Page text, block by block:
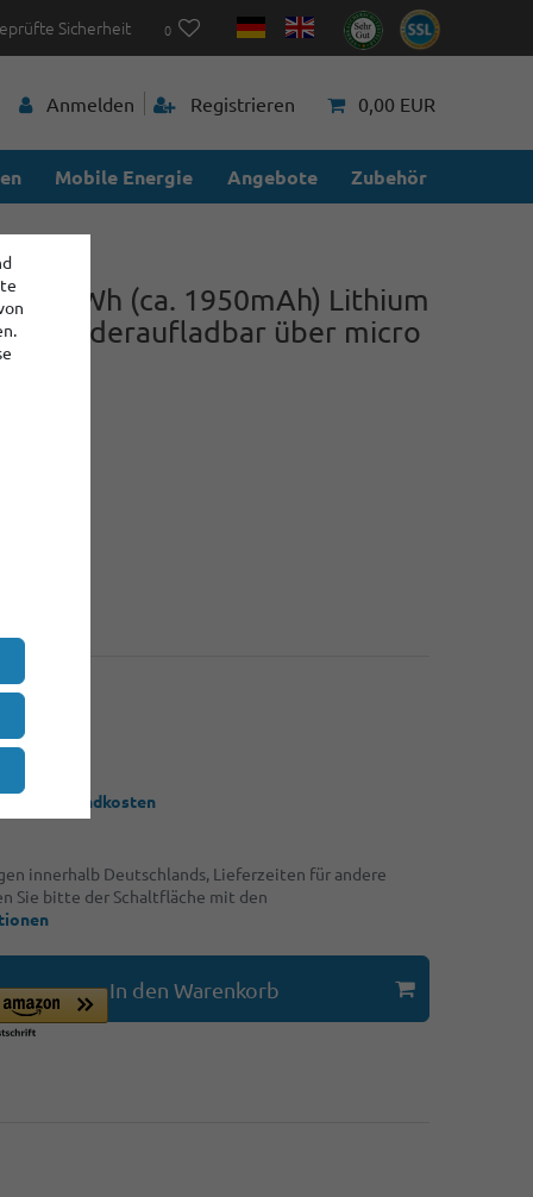
Sicherheit 0
Anmelden Registrieren 0,00 EUR
Mobile Energie Angebote Zubehör
(ca. 1950mAh) Lithium
(Wiederaufladbar über micro
€
Versandkosten
innerhalb Deutschlands, Lieferzeiten für andere
Sie bitte der Schaltfläche mit den
In den Warenkorb